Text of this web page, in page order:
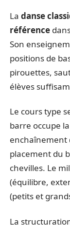
La danse
référence
Son
positions de
pirouettes,
élèves
Le cours type
barre occupe
enchaînement
placement du
chevilles. Le
(équilibre,
(petits et
La